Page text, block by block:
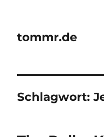
tommr.de
Schlagwort: